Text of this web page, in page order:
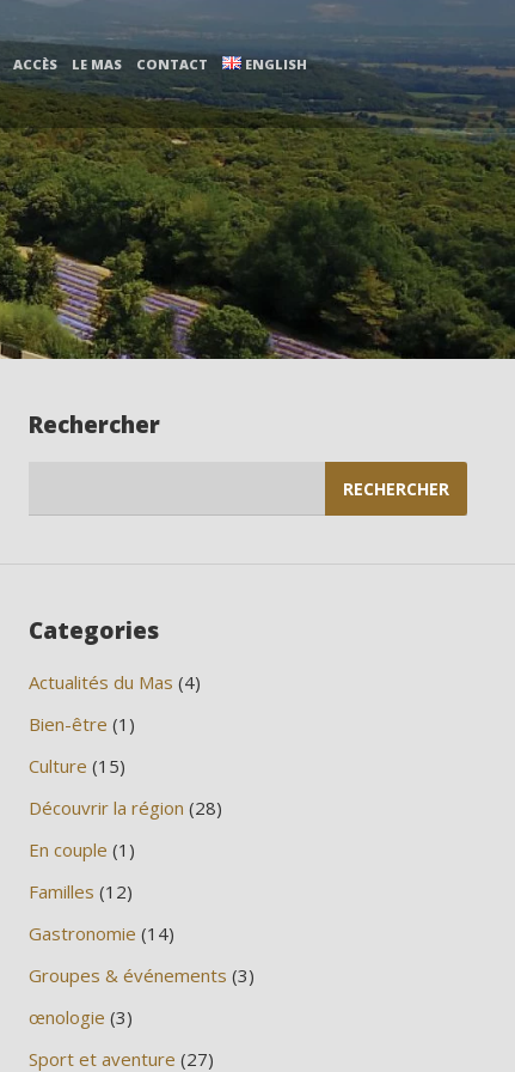
ACCÈS LE MAS CONTACT ENGLISH
Rechercher
Categories
Actualités du Mas (4)
Bien-être (1)
Culture (15)
Découvrir la région (28)
En couple (1)
Familles (12)
Gastronomie (14)
Groupes & événements (3)
œnologie (3)
Sport et aventure (27)